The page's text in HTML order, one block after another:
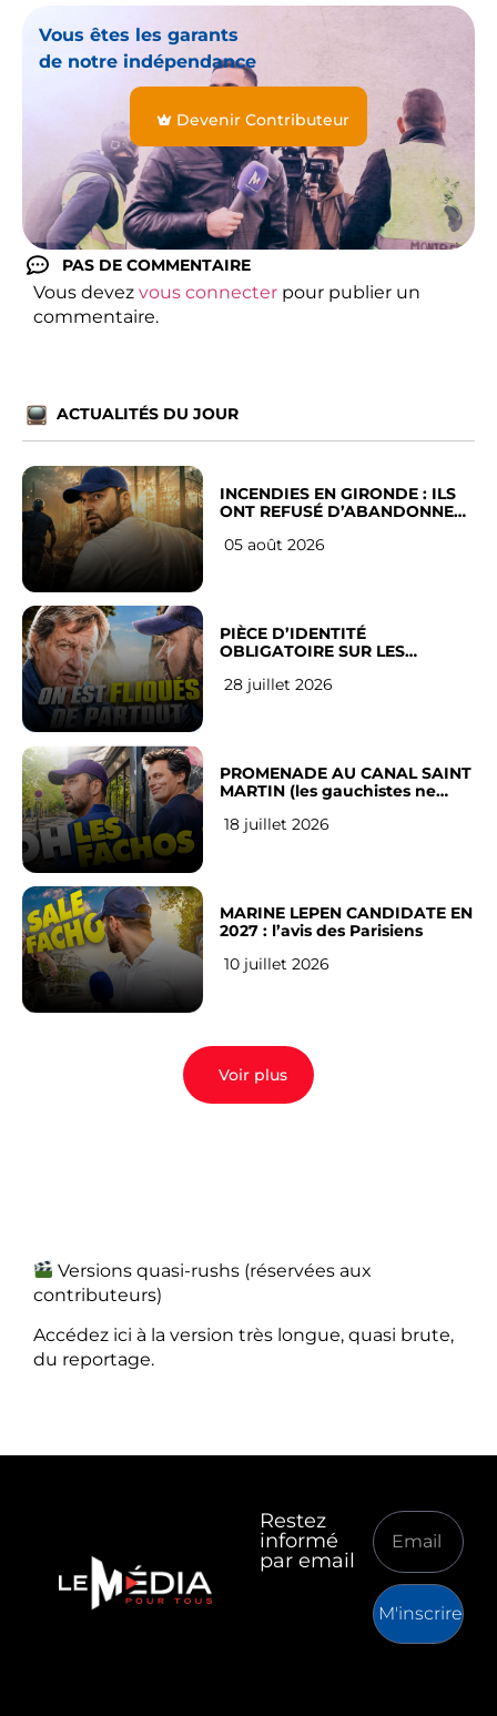
Vous êtes les garants
de notre indépendance
Devenir Contributeur
PAS DE COMMENTAIRE
Vous devez vous connecter pour publier un
commentaire.
ACTUALITÉS DU JOUR
INCENDIES EN GIRONDE : ILS
ONT REFUSÉ D’ABANDONNER
05 août 2026
PIÈCE D’IDENTITÉ
OBLIGATOIRE SUR LES
Français
28 juillet 2026
PROMENADE AU CANAL SAINT
MARTIN (les gauchistes ne
18 juillet 2026
MARINE LEPEN CANDIDATE EN
2027 : l’avis des Parisiens
10 juillet 2026
Voir plus
Versions quasi-rushs (réservées aux
contributeurs)
Accédez ici à la version très longue, quasi brute,
du reportage.
Restez
informé
par email
M'inscrire